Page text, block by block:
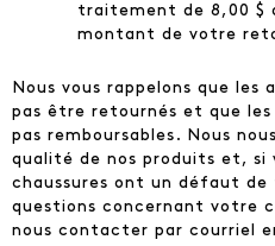
traitement de 8,00 $
montant de votre
Nous vous rappelons que
pas être retournés et que
pas remboursables. Nous
qualité de nos produits et, si
chaussures ont un défaut
questions concernant votre
nous contacter par courriel